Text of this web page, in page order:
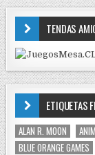
TENDAS
ETIQUETAS
ALAN R. MOON
BLUE ORANGE GAMES